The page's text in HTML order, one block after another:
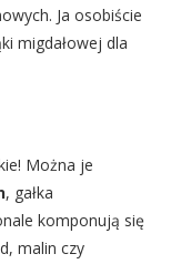
Ja osobiście
migdałowej dla
Można je
, gałka
komponują się
malin czy